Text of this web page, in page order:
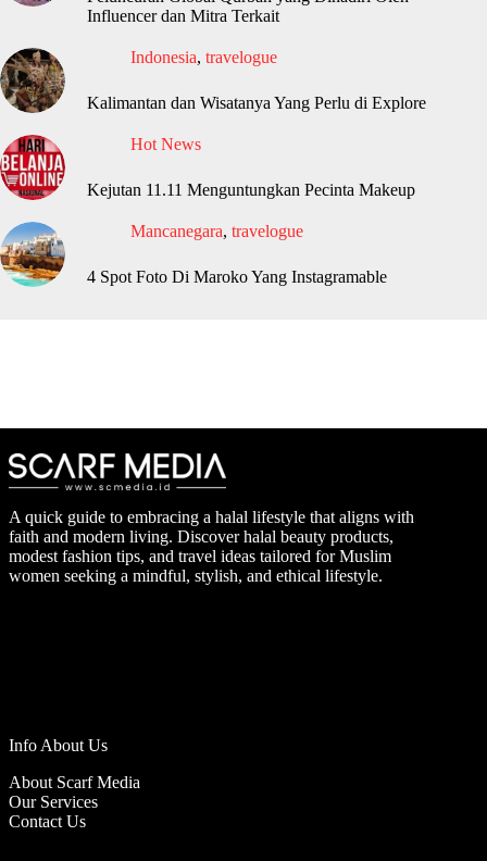
Influencer dan Mitra Terkait
Indonesia, travelogue
Kalimantan dan Wisatanya Yang Perlu di Explore
Hot News
Kejutan 11.11 Menguntungkan Pecinta Makeup
Mancanegara, travelogue
4 Spot Foto Di Maroko Yang Instagramable
A quick guide to embracing a halal lifestyle that aligns with
faith and modern living. Discover halal beauty products,
modest fashion tips, and travel ideas tailored for Muslim
women seeking a mindful, stylish, and ethical lifestyle.
Info About Us
About Scarf Media
Our Services
Contact Us